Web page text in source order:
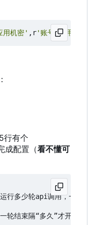
用机密' ,r'账号n应用机密'
行有个
成配置（看不懂可
行多少轮api调用，一轮
轮结束隔“多久”才开始下